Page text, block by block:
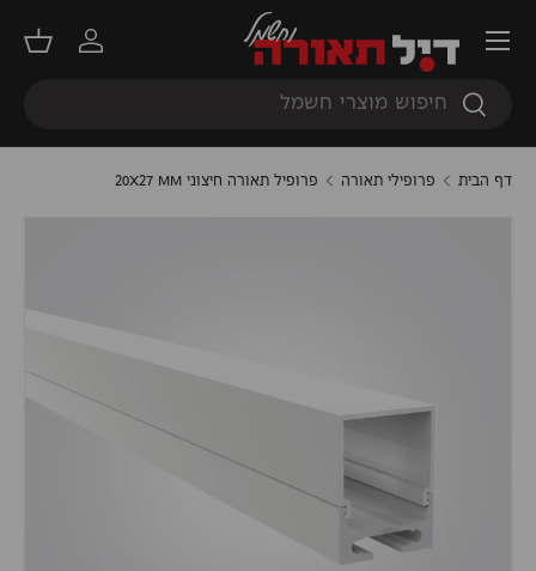
דילוג
חיפוש
חיפוש
התחברות
סל
תפריט
דף הבית פרופילי תאורה פרופיל תאורה חיצוני 20X27 MM